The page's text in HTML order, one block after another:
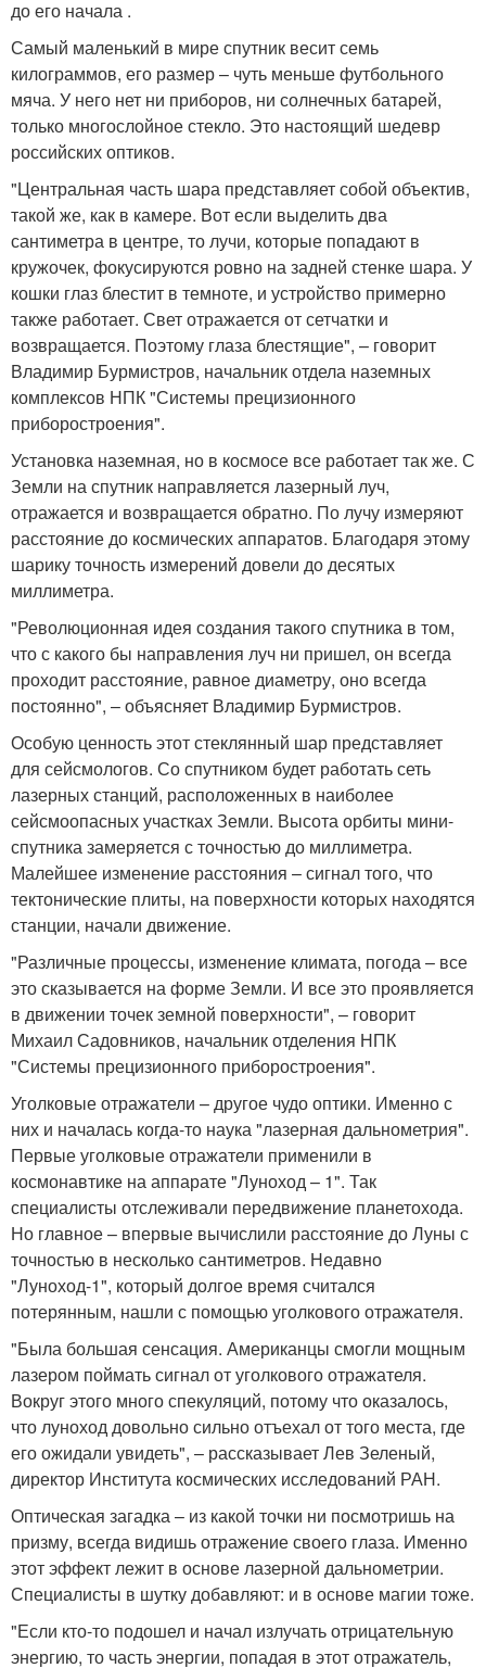
до его начала .
Самый маленький в мире спутник весит семь
килограммов, его размер – чуть меньше футбольного
мяча. У него нет ни приборов, ни солнечных батарей,
только многослойное стекло. Это настоящий шедевр
российских оптиков.
"Центральная часть шара представляет собой объектив,
такой же, как в камере. Вот если выделить два
сантиметра в центре, то лучи, которые попадают в
кружочек, фокусируются ровно на задней стенке шара. У
кошки глаз блестит в темноте, и устройство примерно
также работает. Свет отражается от сетчатки и
возвращается. Поэтому глаза блестящие", – говорит
Владимир Бурмистров, начальник отдела наземных
комплексов НПК "Системы прецизионного
приборостроения".
Установка наземная, но в космосе все работает так же. С
Земли на спутник направляется лазерный луч,
отражается и возвращается обратно. По лучу измеряют
расстояние до космических аппаратов. Благодаря этому
шарику точность измерений довели до десятых
миллиметра.
"Революционная идея создания такого спутника в том,
что с какого бы направления луч ни пришел, он всегда
проходит расстояние, равное диаметру, оно всегда
постоянно", – объясняет Владимир Бурмистров.
Особую ценность этот стеклянный шар представляет
для сейсмологов. Со спутником будет работать сеть
лазерных станций, расположенных в наиболее
сейсмоопасных участках Земли. Высота орбиты мини-
спутника замеряется с точностью до миллиметра.
Малейшее изменение расстояния – сигнал того, что
тектонические плиты, на поверхности которых находятся
станции, начали движение.
"Различные процессы, изменение климата, погода – все
это сказывается на форме Земли. И все это проявляется
в движении точек земной поверхности", – говорит
Михаил Садовников, начальник отделения НПК
"Системы прецизионного приборостроения".
Уголковые отражатели – другое чудо оптики. Именно с
них и началась когда-то наука "лазерная дальнометрия".
Первые уголковые отражатели применили в
космонавтике на аппарате "Луноход – 1". Так
специалисты отслеживали передвижение планетохода.
Но главное – впервые вычислили расстояние до Луны с
точностью в несколько сантиметров. Недавно
"Луноход-1", который долгое время считался
потерянным, нашли с помощью уголкового отражателя.
"Была большая сенсация. Американцы смогли мощным
лазером поймать сигнал от уголкового отражателя.
Вокруг этого много спекуляций, потому что оказалось,
что луноход довольно сильно отъехал от того места, где
его ожидали увидеть", – рассказывает Лев Зеленый,
директор Института космических исследований РАН.
Оптическая загадка – из какой точки ни посмотришь на
призму, всегда видишь отражение своего глаза. Именно
этот эффект лежит в основе лазерной дальнометрии.
Специалисты в шутку добавляют: и в основе магии тоже.
"Если кто-то подошел и начал излучать отрицательную
энергию, то часть энергии, попадая в этот отражатель,